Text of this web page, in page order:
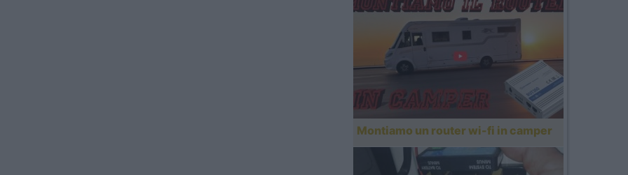
Montiamo un router wi-fi in camper